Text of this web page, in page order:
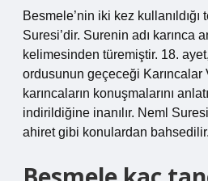
Besmele’nin iki kez kullanıldığı
Suresi’dir. Surenin adı karınca
kelimesinden türemiştir. 18.
ordusunun geçeceği Karıncalar
karıncaların konuşmalarını
indirildiğine inanılır. Neml
ahiret gibi konulardan bahsedilir.